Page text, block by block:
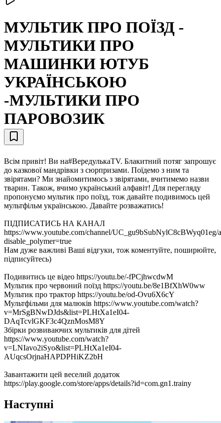
МУЛЬТИК ПРО ПОЇЗД -
МУЛЬТИКИ ПРО
МАШИНКИ ЮТУБ
УКРАЇНСЬКОЮ
-МУЛЬТИКИ ПРО
ПАРОВОЗИК
Всім привіт! Ви на#ВередулькаTV. Блакитний потяг запрошує
до казкової мандрівки з сюрпризами. Поїдемо з ним та
звірятами? Ми знайомитимось з звірятами, вчитимемо назви
тварин. Також, вчимо український алфавіт! Для перегляду
пропонуємо мультик про поїзд, тож давайте подивимось цей
мультфільм українською. Давайте розважатись!
ПІДПИСАТИСЬ НА КАНАЛ
https://www.youtube.com/channel/UC_gu9bSubNylC8cBWyq01eg/
disable_polymer=true
Нам дуже важливі Ваші відгуки, тож коментуйте, поширюйте,
підписуйтесь)
Подивитись це відео https://youtu.be/-fPCjhwcdwM
Мультик про червоний поїзд https://youtu.be/8e1BfXhW0ww
Мультик про трактор https://youtu.be/od-Ovu6X6cY
Мультфільми для малюків https://www.youtube.com/watch?
v=MrSgBNwDJds&list=PLHtXa1eI04-
DAqTcvlGKF3c4QznMosM8Y
Збірки розвиваючих мультиків для дітей
https://www.youtube.com/watch?
v=LNIavo2iSyo&list=PLHtXa1eI04-
AUqcsOrjnaHAPDPHiKZ2bH
Завантажити цей веселий додаток
https://play.google.com/store/apps/details?id=com.gn1.trainy
Наступні